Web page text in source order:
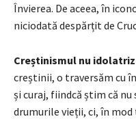
Învierea. De aceea, în
niciodată despărțit de
Creștinismul nu
creștinii, o traversăm cu
și curaj, fiindcă știm că
drumurile vieții, ci, în mod